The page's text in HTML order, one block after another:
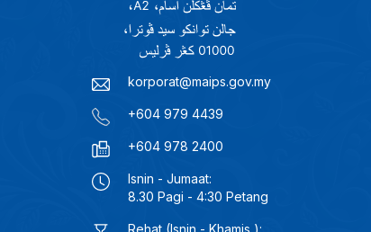
korporat@maips.gov.my
+604 979 4439
+604 978 2400
Isnin - Jumaat:
8.30 Pagi - 4:30 Petang
Rehat (Isnin - Khamis ):